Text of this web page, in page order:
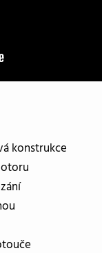
konstrukce